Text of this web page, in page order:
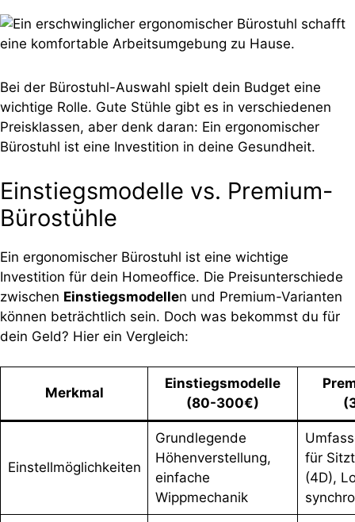
Bei der Bürostuhl-Auswahl spielt dein Budget eine
wichtige Rolle. Gute Stühle gibt es in verschiedenen
Preisklassen, aber denk daran: Ein ergonomischer
Bürostuhl ist eine Investition in deine Gesundheit.
Einstiegsmodelle vs. Premium-
Bürostühle
Ein ergonomischer Bürostuhl ist eine wichtige
Investition für dein Homeoffice. Die Preisunterschiede
zwischen Einstiegsmodellen und Premium-Varianten
können beträchtlich sein. Doch was bekommst du für
dein Geld? Hier ein Vergleich:
Merkmal
Einstiegsmodelle
(80-300€)
Einstellmöglichkeiten
Grundlegende
Höhenverstellung,
einfache
Wippmechanik
für
(4D),